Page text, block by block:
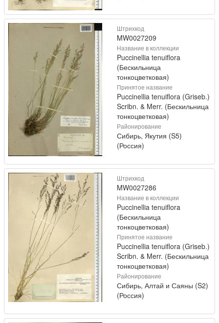
Штрихкод
MW0027209
Название в коллекции
Puccinellia tenuiflora
(Бескильница
тонкоцветковая)
Принятое название
Puccinellia tenuiflora (Griseb.)
Scribn. & Merr. (Бескильница
тонкоцветковая)
Районирование
Сибирь, Якутия (S5)
(Россия)
Штрихкод
MW0027286
Название в коллекции
Puccinellia tenuiflora
(Бескильница
тонкоцветковая)
Принятое название
Puccinellia tenuiflora (Griseb.)
Scribn. & Merr. (Бескильница
тонкоцветковая)
Районирование
Сибирь, Алтай и Саяны (S2)
(Россия)